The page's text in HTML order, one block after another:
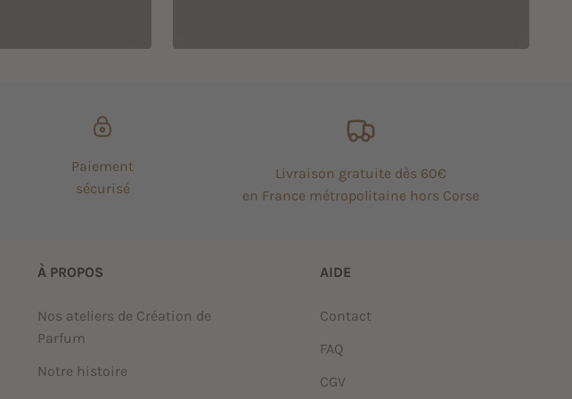
Paiement
sécurisé
Livraison gratuite dès 60€
en France métropolitaine hors Corse
À PROPOS
Nos ateliers de Création de
Parfum
Notre histoire
AIDE
Contact
FAQ
CGV